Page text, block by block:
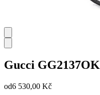
Gucci GG2137OK
od6 530,00 Kč